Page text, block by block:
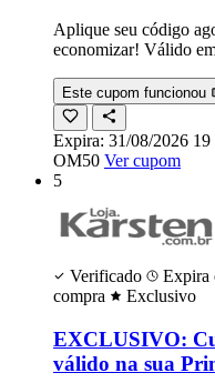
Aplique seu código
economizar! Válido
Este cupom funcionou
Expira: 31/08/2026 19
OM50 Ver cupom
5
Verificado
Expira
compra
Exclusivo
EXCLUSIVO:
válido na sua